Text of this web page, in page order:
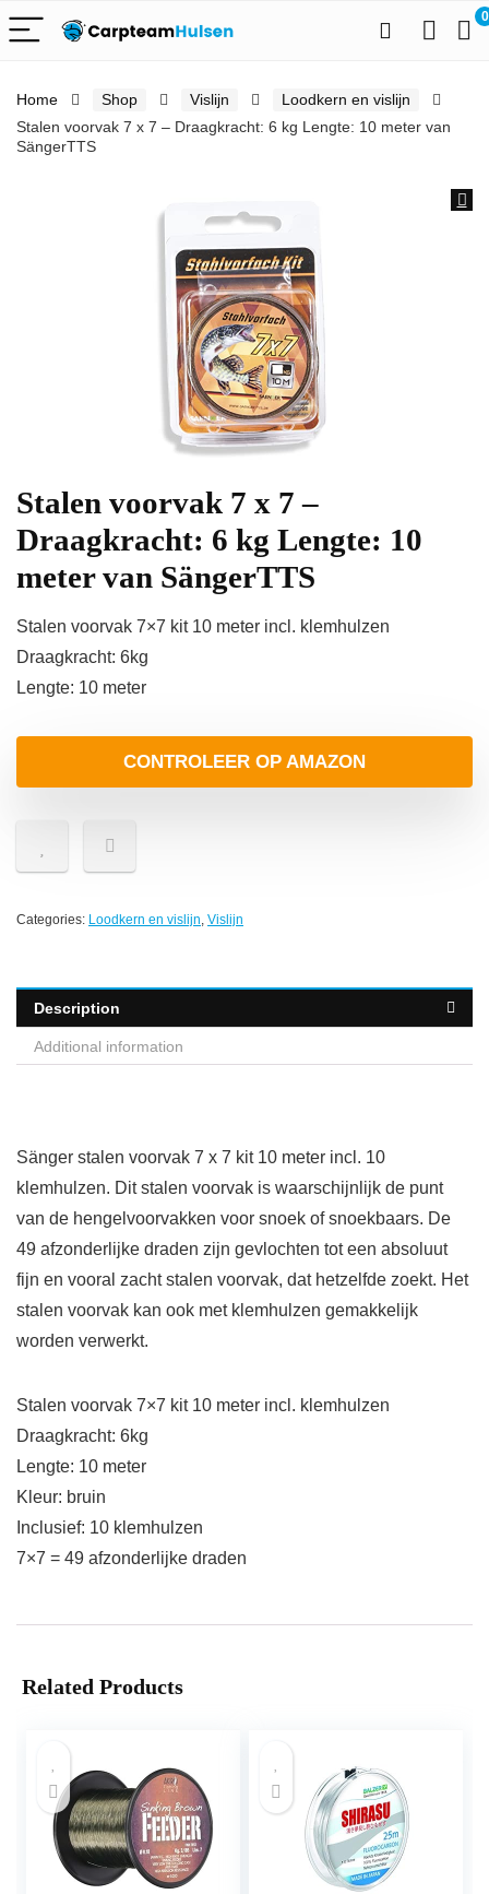
0
Home Shop Vislijn
Loodkern en vislijn
Stalen voorvak 7 x 7 – Draagkracht: 6 kg Lengte: 10 meter van
SängerTTS
Stalen voorvak 7 x 7 –
Draagkracht: 6 kg Lengte: 10
meter van SängerTTS
Stalen voorvak 7×7 kit 10 meter incl. klemhulzen
Draagkracht: 6kg
Lengte: 10 meter
CONTROLEER OP AMAZON
Categories: Loodkern en vislijn, Vislijn
Description
Additional information
Sänger stalen voorvak 7 x 7 kit 10 meter incl. 10
klemhulzen. Dit stalen voorvak is waarschijnlijk de punt
van de hengelvoorvakken voor snoek of snoekbaars. De
49 afzonderlijke draden zijn gevlochten tot een absoluut
fijn en vooral zacht stalen voorvak, dat hetzelfde zoekt. Het
stalen voorvak kan ook met klemhulzen gemakkelijk
worden verwerkt.
Stalen voorvak 7×7 kit 10 meter incl. klemhulzen
Draagkracht: 6kg
Lengte: 10 meter
Kleur: bruin
Inclusief: 10 klemhulzen
7×7 = 49 afzonderlijke draden
Related Products